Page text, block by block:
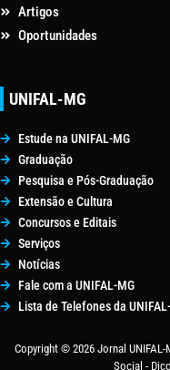
Artigos
Oportunidades
UNIFAL-MG
Estude na UNIFAL-MG
Graduação
Pesquisa e Pós-Graduação
Extensão e Cultura
Concursos e Editais
Serviços
Notícias
Fale com a UNIFAL-MG
Lista de Telefones da
Copyright © 2026 Jornal
Social -